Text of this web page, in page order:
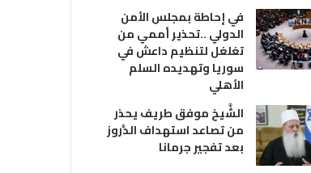
في إحاطة بمجلس الأمن
الدولي ..تحذير أممي من
تغلغل لتنظيم داعش في
سوريا وتهديده السلم
الأهلي
الشَّيخ موفق طريف يحذر
من تصاعد استهداف الدَّروز
بعد تفجير جرمانا